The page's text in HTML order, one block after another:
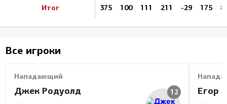
Итог 375 100 111 211 -29 175
Все игроки
Нападающий
Джек Родуолд 12 Егор